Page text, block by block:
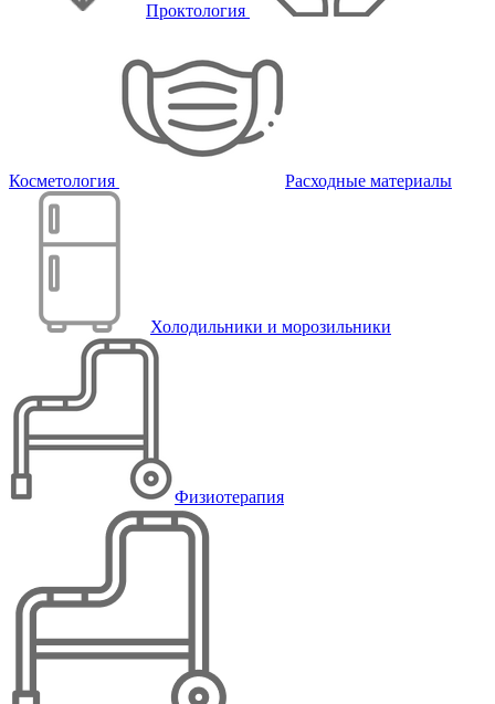
Проктология
Косметология Расходные материалы
Холодильники и морозильники
Физиотерапия